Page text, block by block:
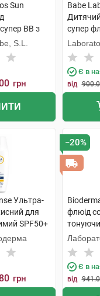
Sun
ВВ з
для всіх
50 мл 1
S.L.
грн
Babe
супер
50 мл 1
Є в
від
Ультра-
для
SPF50+
грн
−20%
флюід
SPF50+
флакон
Є в
від